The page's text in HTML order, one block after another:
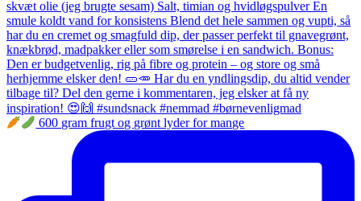
600 gram frugt og grønt lyder for mange